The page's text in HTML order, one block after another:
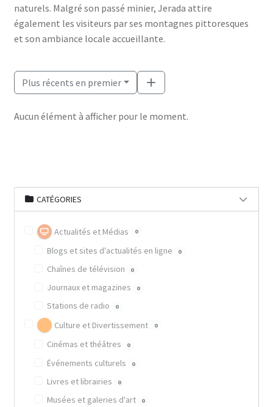
naturels. Malgré son passé minier, Jerada attire
également les visiteurs par ses montagnes pittoresques
et son ambiance locale accueillante.
Plus récents en premier
Aucun élément à afficher pour le moment.
CATÉGORIES
Actualités et Médias 0
Blogs et sites d'actualités en ligne 0
Chaînes de télévision 0
Journaux et magazines 0
Stations de radio 0
Culture et Divertissement 0
Cinémas et théâtres 0
Événements culturels 0
Livres et librairies 0
Musées et galeries d'art 0